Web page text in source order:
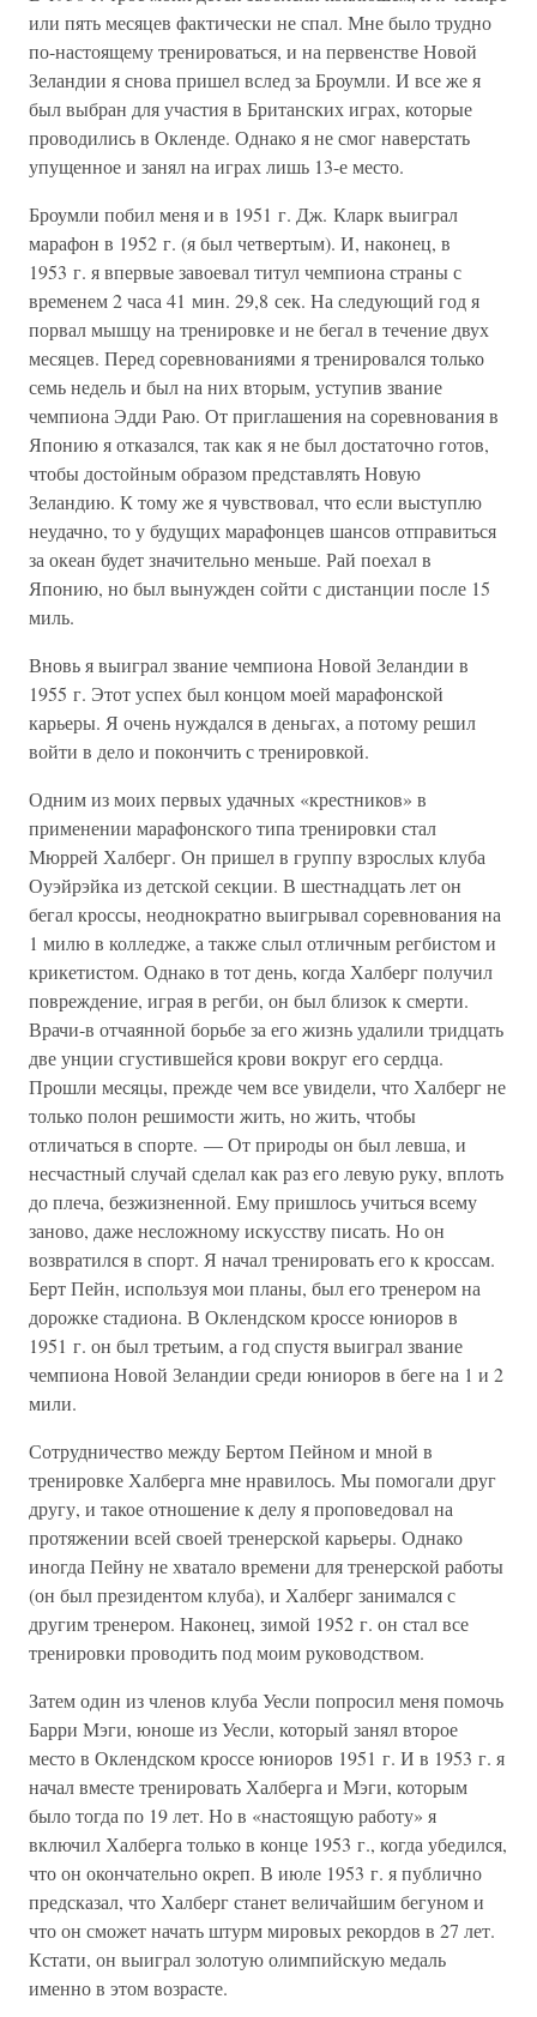
или пять месяцев фактически не спал. Мне было трудно
по-настоящему тренироваться, и на первенстве Новой
Зеландии я снова пришел вслед за Броумли. И все же я
был выбран для участия в Британских играх, которые
проводились в Окленде. Однако я не смог наверстать
упущенное и занял на играх лишь 13-е место.
Броумли побил меня и в 1951 г. Дж. Кларк выиграл
марафон в 1952 г. (я был четвертым). И, наконец, в
1953 г. я впервые завоевал титул чемпиона страны с
временем 2 часа 41 мин. 29,8 сек. На следующий год я
порвал мышцу на тренировке и не бегал в течение двух
месяцев. Перед соревнованиями я тренировался только
семь недель и был на них вторым, уступив звание
чемпиона Эдди Раю. От приглашения на соревнования в
Японию я отказался, так как я не был достаточно готов,
чтобы достойным образом представлять Новую
Зеландию. К тому же я чувствовал, что если выступлю
неудачно, то у будущих марафонцев шансов отправиться
за океан будет значительно меньше. Рай поехал в
Японию, но был вынужден сойти с дистанции после 15
миль.
Вновь я выиграл звание чемпиона Новой Зеландии в
1955 г. Этот успех был концом моей марафонской
карьеры. Я очень нуждался в деньгах, а потому решил
войти в дело и покончить с тренировкой.
Одним из моих первых удачных «крестников» в
применении марафонского типа тренировки стал
Мюррей Халберг. Он пришел в группу взрослых клуба
Оуэйрэйка из детской секции. В шестнадцать лет он
бегал кроссы, неоднократно выигрывал соревнования на
1 милю в колледже, а также слыл отличным регбистом и
крикетистом. Однако в тот день, когда Халберг получил
повреждение, играя в регби, он был близок к смерти.
Врачи-в отчаянной борьбе за его жизнь удалили тридцать
две унции сгустившейся крови вокруг его сердца.
Прошли месяцы, прежде чем все увидели, что Халберг не
только полон решимости жить, но жить, чтобы
отличаться в спорте. — От природы он был левша, и
несчастный случай сделал как раз его левую руку, вплоть
до плеча, безжизненной. Ему пришлось учиться всему
заново, даже несложному искусству писать. Но он
возвратился в спорт. Я начал тренировать его к кроссам.
Берт Пейн, используя мои планы, был его тренером на
дорожке стадиона. В Оклендском кроссе юниоров в
1951 г. он был третьим, а год спустя выиграл звание
чемпиона Новой Зеландии среди юниоров в беге на 1 и 2
мили.
Сотрудничество между Бертом Пейном и мной в
тренировке Халберга мне нравилось. Мы помогали друг
другу, и такое отношение к делу я проповедовал на
протяжении всей своей тренерской карьеры. Однако
иногда Пейну не хватало времени для тренерской работы
(он был президентом клуба), и Халберг занимался с
другим тренером. Наконец, зимой 1952 г. он стал все
тренировки проводить под моим руководством.
Затем один из членов клуба Уесли попросил меня помочь
Барри Мэги, юноше из Уесли, который занял второе
место в Оклендском кроссе юниоров 1951 г. И в 1953 г. я
начал вместе тренировать Халберга и Мэги, которым
было тогда по 19 лет. Но в «настоящую работу» я
включил Халберга только в конце 1953 г., когда убедился,
что он окончательно окреп. В июле 1953 г. я публично
предсказал, что Халберг станет величайшим бегуном и
что он сможет начать штурм мировых рекордов в 27 лет.
Кстати, он выиграл золотую олимпийскую медаль
именно в этом возрасте.